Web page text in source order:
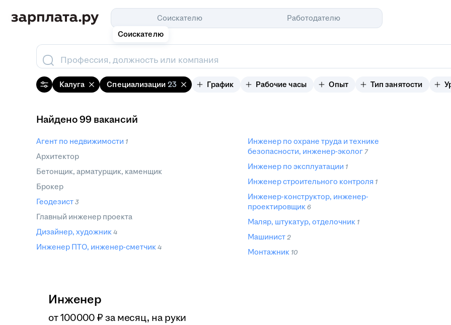
Соискателю
Соискателю
Работодателю
Профессия, должность или компания
Калуга Специализации 23 График Рабочие часы Опыт Тип занятости
Найдено 99 вакансий
Агент по недвижимости 1
Архитектор
Бетонщик, арматурщик, каменщик
Брокер
Геодезист 3
Главный инженер проекта
Дизайнер, художник 4
Инженер ПТО, инженер-сметчик 4
Инженер по охране труда и технике
безопасности, инженер-эколог 7
Инженер по эксплуатации 1
Инженер строительного контроля 1
Инженер-конструктор, инженер-
проектировщик 6
Маляр, штукатур, отделочник 1
Машинист 2
Монтажник 10
Инженер
от100 000 ₽ за месяц, на руки